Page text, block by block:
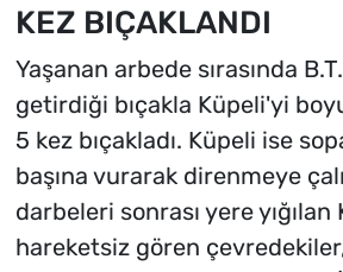
KEZ BIÇAKLANDI
Yaşanan arbede sırasında
getirdiği bıçakla Küpeli'yi
5 kez bıçakladı. Küpeli ise
başına vurarak direnmeye
darbeleri sonrası yere yığılan
hareketsiz gören